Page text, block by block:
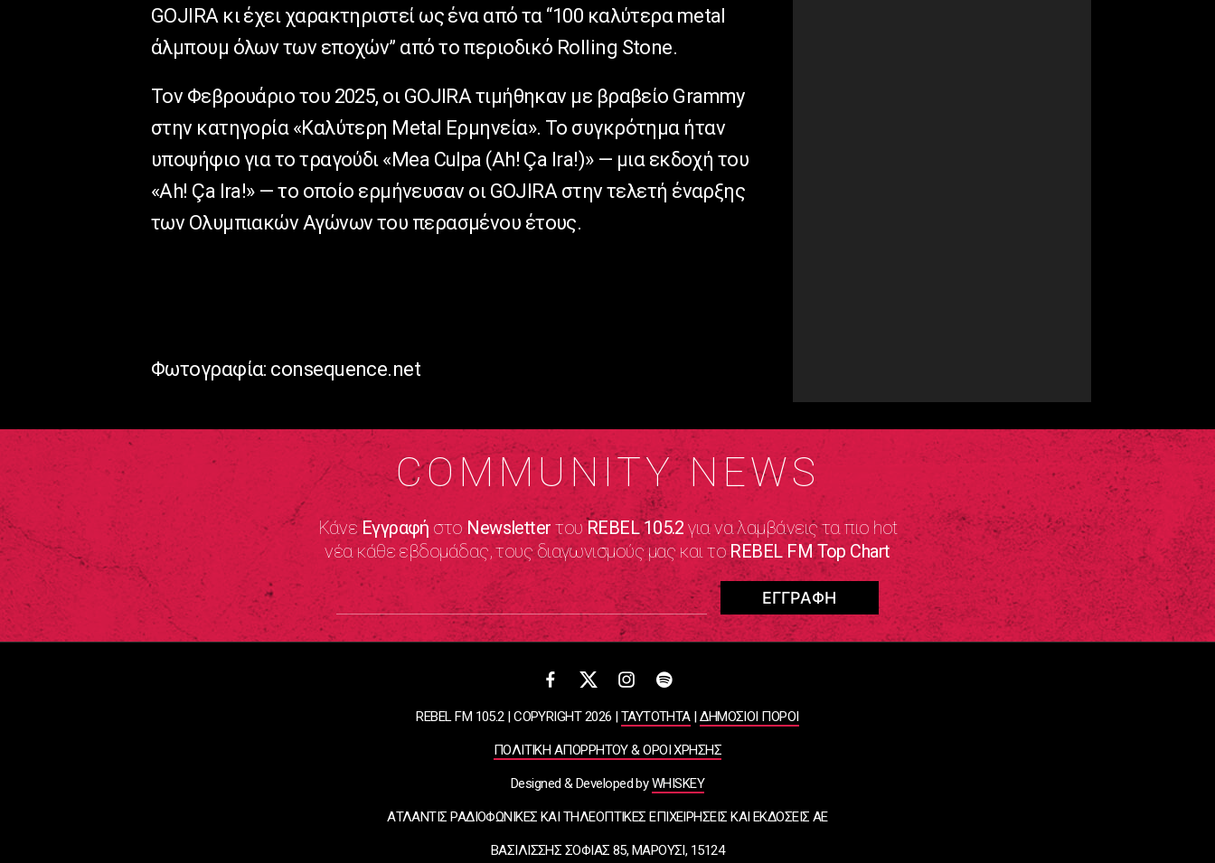
GOJIRA κι έχει χαρακτηριστεί ως ένα από τα “100 καλύτερα metal
άλμπουμ όλων των εποχών” από το περιοδικό Rolling Stone.
Τον Φεβρουάριο του 2025, οι GOJIRA τιμήθηκαν με βραβείο Grammy
στην κατηγορία «Καλύτερη Metal Ερμηνεία». To συγκρότημα ήταν
υποψήφιο για το τραγούδι «Mea Culpa (Ah! Ça Ira!)» — μια εκδοχή του
«Ah! Ça Ira!» — το οποίο ερμήνευσαν οι GOJIRA στην τελετή έναρξης
των Ολυμπιακών Αγώνων του περασμένου έτους.
Φωτογραφία: consequence.net
COMMUNITY NEWS
ΚάνεΕγγραφή στο Newsletter τουREBEL 105.2 για να λαμβάνεις τα πιο hot
νέα κάθε εβδομάδας, τους διαγωνισμούς μας και τοREBEL FM Top Chart
REBEL FM 105.2 | COPYRIGHT 2026 | ΤΑΥΤΟΤΗΤΑ|ΔΗΜΟΣΙΟΙ ΠΟΡΟΙ
ΠΟΛΙΤΙΚΗ ΑΠΟΡΡΗΤΟΥ & ΟΡΟΙ ΧΡΗΣΗΣ
Designed & Developed byWHISKEY
ΑΤΛΑΝΤΙΣ ΡΑΔΙΟΦΩΝΙΚΕΣ ΚΑΙ ΤΗΛΕΟΠΤΙΚΕΣ ΕΠΙΧΕΙΡΗΣΕΙΣ ΚΑΙ ΕΚΔΟΣΕΙΣ ΑΕ
ΒΑΣΙΛΙΣΣΗΣ ΣΟΦΙΑΣ 85, ΜΑΡΟΥΣΙ, 15124